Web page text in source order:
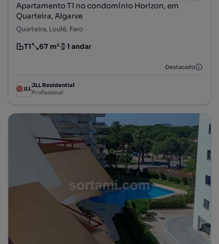
Apartamento T1 no condomínio Horizon, em
Quarteira, Algarve
Quarteira, Loulé, Faro
Tipologia
T1
Preço por metro quadrado
67 m²
Andar 1 andar
Destacado
JLL Residential
Profissional